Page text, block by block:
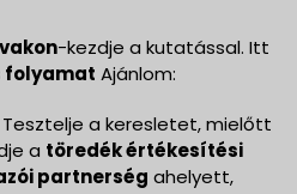
-kezdje a kutatással. Itt
folyamat Ajánlom:
a keresletet, mielőtt
a töredék értékesítési
partnerség ahelyett,